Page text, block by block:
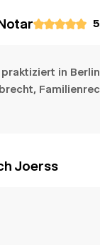
5
in
Joerss